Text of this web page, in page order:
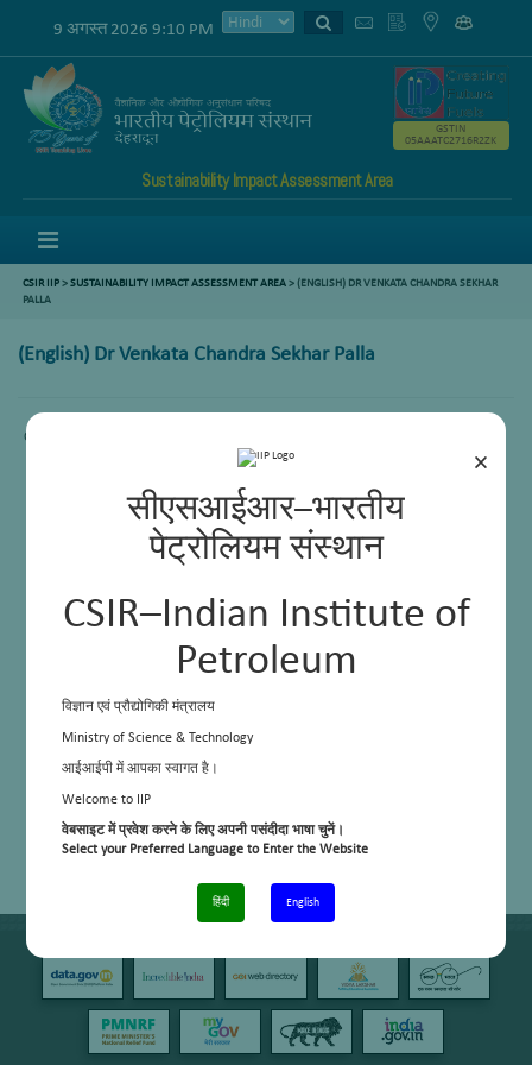
×
सीएसआईआर–भारतीय
पेट्रोलियम संस्थान
CSIR–Indian Institute of
Petroleum
विज्ञान एवं प्रौद्योगिकी मंत्रालय
Ministry of Science & Technology
आईआईपी में आपका स्वागत है।
Welcome to IIP
वेबसाइट में प्रवेश करने के लिए अपनी पसंदीदा भाषा चुनें।
Select your Preferred Language to Enter the Website
हिंदी English
9 अगस्त 2026 9:10 PM
Sustainability Impact Assessment Area
GSTIN
05AAATC2716R2ZK
CSIR IIP>SUSTAINABILITY IMPACT ASSESSMENT AREA>(ENGLISH) DR VENKATA CHANDRA SEKHAR
PALLA
(English) Dr Venkata Chandra Sekhar Palla
Content not available.